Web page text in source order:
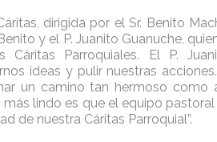
dirigida por el Sr. Benito
y el P. Juanito Guanuche,
Cáritas Parroquiales. El P.
ideas y pulir nuestras
un camino tan hermoso como
lindo es que el equipo
de nuestra Cáritas Parroquial”.